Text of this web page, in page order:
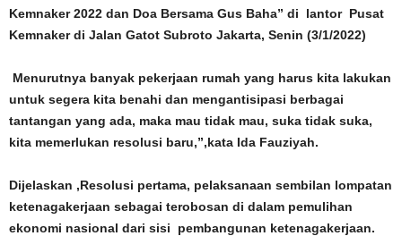
Kemnaker 2022 dan Doa Bersama Gus Baha” di lantor Pusat
Kemnaker di Jalan Gatot Subroto Jakarta, Senin (3/1/2022)
Menurutnya banyak pekerjaan rumah yang harus kita lakukan
untuk segera kita benahi dan mengantisipasi berbagai
tantangan yang ada, maka mau tidak mau, suka tidak suka,
kita memerlukan resolusi baru,”,kata Ida Fauziyah.
Dijelaskan ,Resolusi pertama, pelaksanaan sembilan lompatan
ketenagakerjaan sebagai terobosan di dalam pemulihan
ekonomi nasional dari sisi pembangunan ketenagakerjaan.